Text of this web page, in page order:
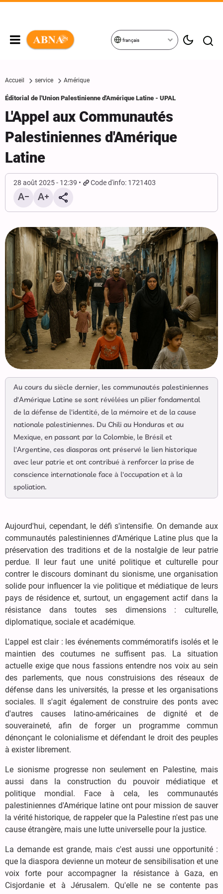
français
Accueil service Amérique
Éditorial de l'Union Palestinienne d'Amérique Latine - UPAL
L'Appel aux Communautés
Palestiniennes d'Amérique
Latine
28 août 2025 - 12:39 Code d'info: 1721403
Au cours du siècle dernier, les communautés palestiniennes
d'Amérique Latine se sont révélées un pilier fondamental
de la défense de l'identité, de la mémoire et de la cause
nationale palestiniennes. Du Chili au Honduras et au
Mexique, en passant par la Colombie, le Brésil et
l'Argentine, ces diasporas ont préservé le lien historique
avec leur patrie et ont contribué à renforcer la prise de
conscience internationale face à l'occupation et à la
spoliation.
Aujourd'hui, cependant, le défi s'intensifie. On demande aux
communautés palestiniennes d'Amérique Latine plus que la
préservation des traditions et de la nostalgie de leur patrie
perdue. Il leur faut une unité politique et culturelle pour
contrer le discours dominant du sionisme, une organisation
solide pour influencer la vie politique et médiatique de leurs
pays de résidence et, surtout, un engagement actif dans la
résistance dans toutes ses dimensions : culturelle,
diplomatique, sociale et académique.
L'appel est clair : les événements commémoratifs isolés et le
maintien des coutumes ne suffisent pas. La situation
actuelle exige que nous fassions entendre nos voix au sein
des parlements, que nous construisions des réseaux de
défense dans les universités, la presse et les organisations
sociales. Il s'agit également de construire des ponts avec
d'autres causes latino-américaines de dignité et de
souveraineté, afin de forger un programme commun
dénonçant le colonialisme et défendant le droit des peuples
à exister librement.
Le sionisme progresse non seulement en Palestine, mais
aussi dans la construction du pouvoir médiatique et
politique mondial. Face à cela, les communautés
palestiniennes d'Amérique latine ont pour mission de sauver
la vérité historique, de rappeler que la Palestine n'est pas une
cause étrangère, mais une lutte universelle pour la justice.
La demande est grande, mais c'est aussi une opportunité :
que la diaspora devienne un moteur de sensibilisation et une
voix forte pour accompagner la résistance à Gaza, en
Cisjordanie et à Jérusalem. Qu'elle ne se contente pas